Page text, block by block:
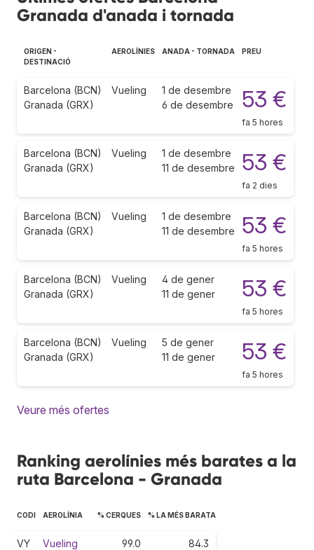
Granada d'anada i tornada
ORIGEN -
DESTINACIÓ
AEROLÍNIES ANADA - TORNADA PREU
Barcelona (BCN)
Granada (GRX)
Vueling
1 de desembre
6 de desembre
53 €
fa 5 hores
Barcelona (BCN)
Granada (GRX)
Vueling
1 de desembre
11 de desembre
53 €
fa 2 dies
Barcelona (BCN)
Granada (GRX)
Vueling
1 de desembre
11 de desembre
53 €
fa 5 hores
Barcelona (BCN)
Granada (GRX)
Vueling
4 de gener
11 de gener
53 €
fa 5 hores
Barcelona (BCN)
Granada (GRX)
Vueling
5 de gener
11 de gener
53 €
fa 5 hores
Veure més ofertes
Ranking aerolínies més barates a la
ruta Barcelona - Granada
CODI AEROLÍNIA % CERQUES % LA MÉS BARATA
VY Vueling 99.0 84.3